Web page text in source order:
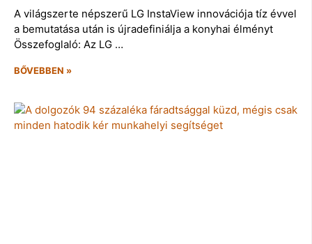
A világszerte népszerű LG InstaView innovációja tíz évvel
a bemutatása után is újradefiniálja a konyhai élményt
Összefoglaló: Az LG …
BŐVEBBEN »